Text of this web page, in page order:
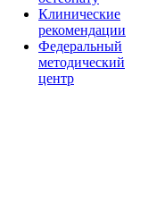
Клинические
рекомендации
Федеральный
методический
центр